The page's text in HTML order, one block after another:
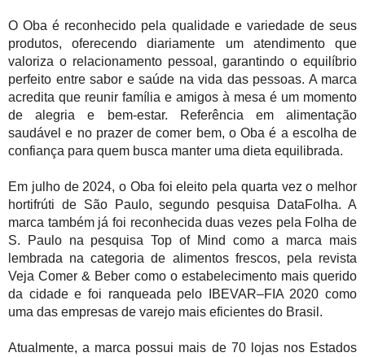
O Oba é reconhecido pela qualidade e variedade de seus
produtos, oferecendo diariamente um atendimento que
valoriza o relacionamento pessoal, garantindo o equilíbrio
perfeito entre sabor e saúde na vida das pessoas. A marca
acredita que reunir família e amigos à mesa é um momento
de alegria e bem-estar. Referência em alimentação
saudável e no prazer de comer bem, o Oba é a escolha de
confiança para quem busca manter uma dieta equilibrada.
Em julho de 2024, o Oba foi eleito pela quarta vez o melhor
hortifrúti de São Paulo, segundo pesquisa DataFolha. A
marca também já foi reconhecida duas vezes pela Folha de
S. Paulo na pesquisa Top of Mind como a marca mais
lembrada na categoria de alimentos frescos, pela revista
Veja Comer & Beber como o estabelecimento mais querido
da cidade e foi ranqueada pelo IBEVAR–FIA 2020 como
uma das empresas de varejo mais eficientes do Brasil.
Atualmente, a marca possui mais de 70 lojas nos Estados